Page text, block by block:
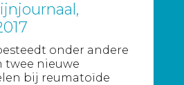
onder andere
twee nieuwe
bij reumatoïde